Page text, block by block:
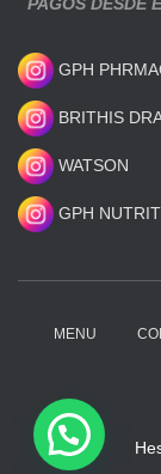
GPH
BRITHIS
WATSON
GPH
MENU